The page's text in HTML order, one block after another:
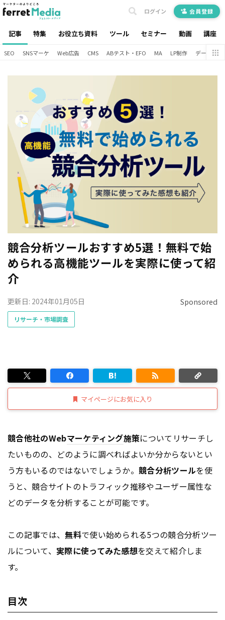
記事 特集 お役立ち資料 ツール セミナー 動画 講座
ログイン 会員登録
SEO SNSマーケ Web広告 CMS ABテスト・EFO MA LP制作 データ分析
競合分析ツールおすすめ5選！無料で始
められる高機能ツールを実際に使って紹
介
Sponsored
更新日: 2024年01月05日
リサーチ・市場調査
マイページにお気に入り
競合他社のWebマーケティング施策についてリサーチし
たいものの、どのように調べればよいか分からないとい
う方もいるのではないでしょうか。競合分析ツールを使
うと、競合サイトのトラフィック推移やユーザー属性な
どのデータを分析することが可能です。
この記事では、無料で使い始められる5つの競合分析ツー
ルについて、 実際に使ってみた感想を交えて紹介しま
す。
目次